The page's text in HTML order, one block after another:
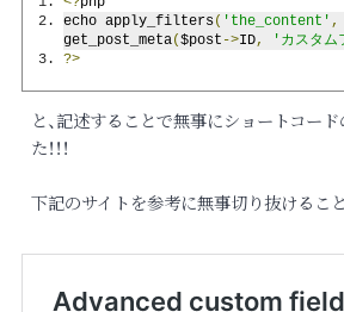
echo apply_filters( 'the_content' ,
get_post_meta($post ->ID, 'カスタム
?>
と、記述することで無事にショートコー
た！！！
下記のサイトを参考に無事切り抜けること